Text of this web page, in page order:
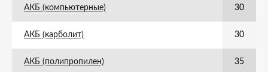
АКБ (компьютерные) 30
АКБ (карболит) 30
АКБ (полипропилен) 35